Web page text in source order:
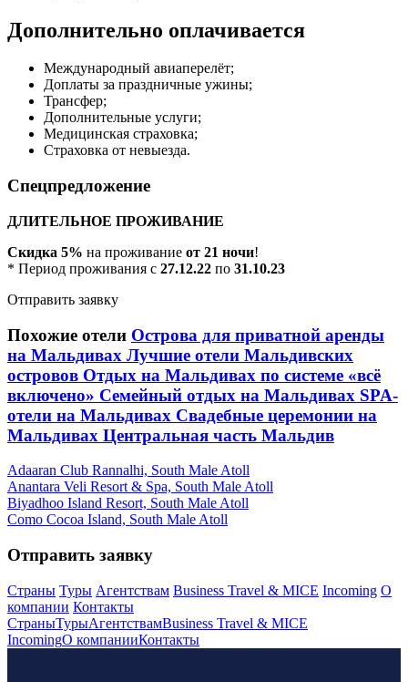
Дополнительно оплачивается
Международный авиаперелёт;
Доплаты за праздничные ужины;
Трансфер;
Дополнительные услуги;
Медицинская страховка;
Страховка от невыезда.
Спецпредложение
ДЛИТЕЛЬНОЕ ПРОЖИВАНИЕ
Скидка 5% на проживание от 21 ночи!
* Период проживания с 27.12.22 по 31.10.23
Отправить заявку
Похожие отели Острова для приватной аренды
на Мальдивах Лучшие отели Мальдивских
островов Отдых на Мальдивах по системе «всё
включено» Семейный отдых на Мальдивах SPA-
отели на Мальдивах Свадебные церемонии на
Мальдивах Центральная часть Мальдив
Adaaran Club Rannalhi, South Male Atoll
Anantara Veli Resort & Spa, South Male Atoll
Biyadhoo Island Resort, South Male Atoll
Como Cocoa Island, South Male Atoll
Отправить заявку
Страны Туры Агентствам Business Travel & MICE Incoming О
компании Контакты
СтраныТурыАгентствамBusiness Travel & MICE
IncomingО компанииКонтакты